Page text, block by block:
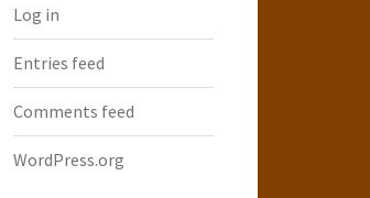
Log in
Entries feed
Comments feed
WordPress.org